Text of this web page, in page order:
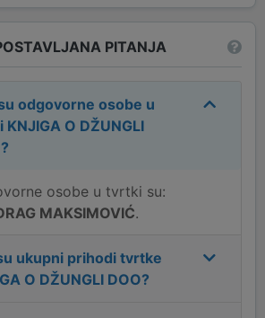
PITANJA
odgovorne osobe u
KNJIGA O DŽUNGLI
?
osobe u tvrtki su:
MAKSIMOVIĆ.
ukupni prihodi tvrtke
O DŽUNGLI DOO?